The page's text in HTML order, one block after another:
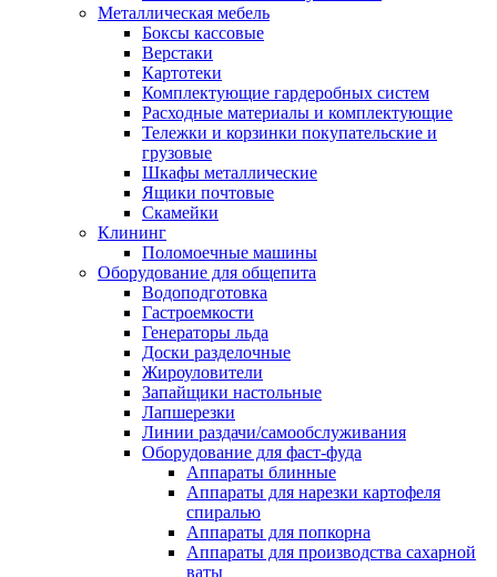
Металлическая мебель
Боксы кассовые
Верстаки
Картотеки
Комплектующие гардеробных систем
Расходные материалы и комплектующие
Тележки и корзинки покупательские и
грузовые
Шкафы металлические
Ящики почтовые
Скамейки
Клининг
Поломоечные машины
Оборудование для общепита
Водоподготовка
Гастроемкости
Генераторы льда
Доски разделочные
Жироуловители
Запайщики настольные
Лапшерезки
Линии раздачи/самообслуживания
Оборудование для фаст-фуда
Аппараты блинные
Аппараты для нарезки картофеля
спиралью
Аппараты для попкорна
Аппараты для производства сахарной
ваты